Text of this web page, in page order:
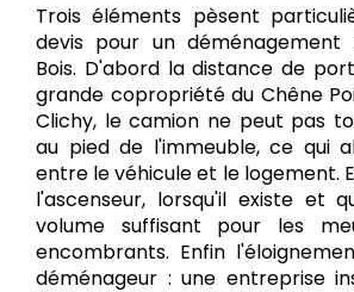
Trois éléments pèsent
devis pour un déménagement
Bois. D'abord la distance de
grande copropriété du Chêne
Clichy, le camion ne peut pas
au pied de l'immeuble, ce qui
entre le véhicule et le logement.
l'ascenseur, lorsqu'il existe et
volume suffisant pour les
encombrants. Enfin
déménageur : une entreprise